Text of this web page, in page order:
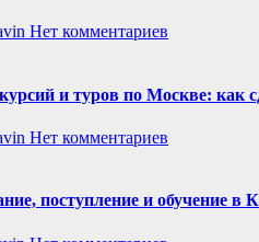
Нет комментариев
и туров по Москве: как
Нет комментариев
поступление и обучение в